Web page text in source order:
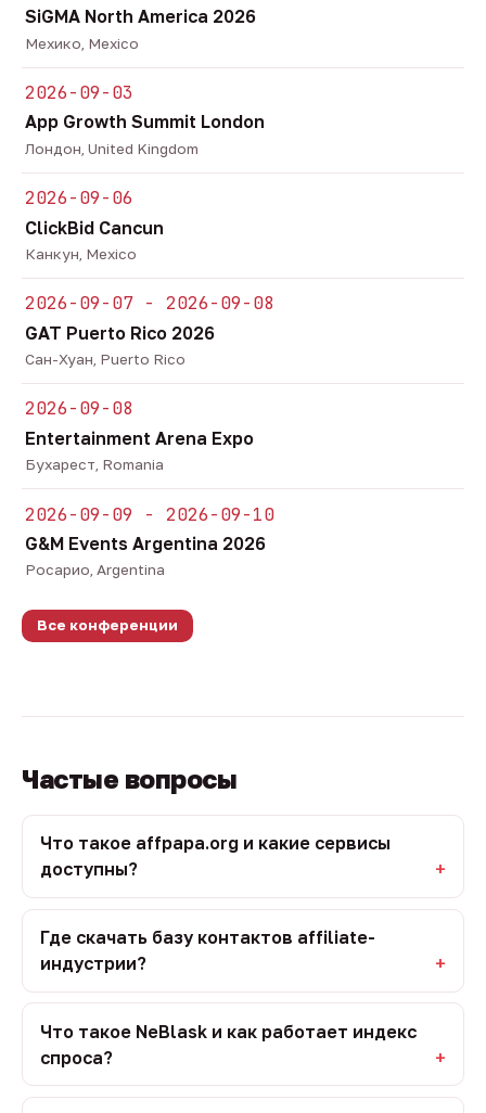
SiGMA North America 2026
Мехико, Mexico
2026-09-03
App Growth Summit London
Лондон, United Kingdom
2026-09-06
ClickBid Cancun
Канкун, Mexico
2026-09-07 - 2026-09-08
GAT Puerto Rico 2026
Сан-Хуан, Puerto Rico
2026-09-08
Entertainment Arena Expo
Бухарест, Romania
2026-09-09 - 2026-09-10
G&M Events Argentina 2026
Росарио, Argentina
Все конференции
Частые вопросы
Что такое affpapa.org и какие сервисы
доступны?
Где скачать базу контактов affiliate-
индустрии?
Что такое NeBlask и как работает индекс
спроса?